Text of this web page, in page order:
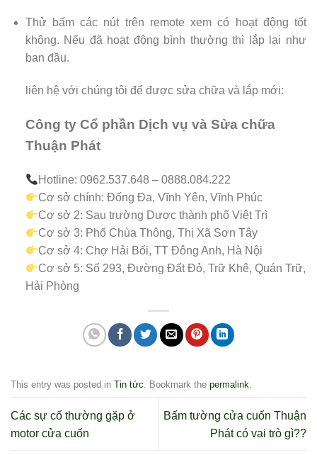
Thử bấm các nút trên remote xem có hoạt động tốt
không. Nếu đã hoạt động bình thường thì lắp lại như
ban đầu.
liên hệ với chúng tôi để được sửa chữa và lắp mới:
Công ty Cổ phần Dịch vụ và Sửa chữa
Thuận Phát
Hotline: 0962.537.648 – 0888.084.222
Cơ sở chính: Đống Đa, Vĩnh Yên, Vĩnh Phúc
Cơ sở 2: Sau trường Dược thành phố Việt Trì
Cơ sở 3: Phố Chùa Thông, Thị Xã Sơn Tây
Cơ sở 4: Chợ Hải Bối, TT Đông Anh, Hà Nội
Cơ sở 5: Số 293, Đường Đất Đỏ, Trữ Khê, Quán Trữ,
Hải Phòng
This entry was posted in Tin tức . Bookmark the permalink
Các sự cố thường gặp ở
motor cửa cuốn
Bấm tường cửa cuốn Thuận
Phát có vai trò gì??